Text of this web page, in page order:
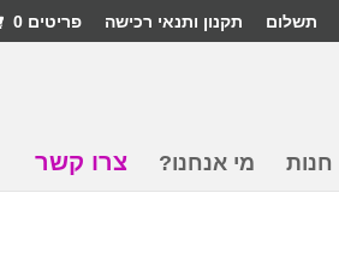
תשלום תקנון ותנאי רכישה פריטים 0
חנות מי אנחנו? צרו קשר